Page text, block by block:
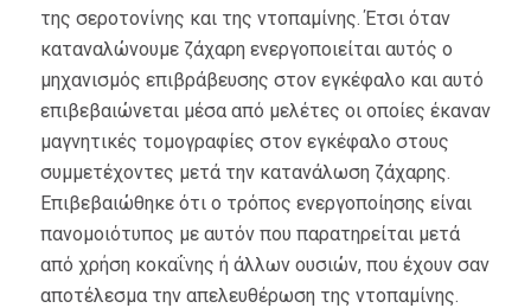
της σεροτονίνης και της ντοπαμίνης. Έτσι όταν
καταναλώνουμε ζάχαρη ενεργοποιείται αυτός ο
μηχανισμός επιβράβευσης στον εγκέφαλο και αυτό
επιβεβαιώνεται μέσα από μελέτες οι οποίες έκαναν
μαγνητικές τομογραφίες στον εγκέφαλο στους
συμμετέχοντες μετά την κατανάλωση ζάχαρης.
Επιβεβαιώθηκε ότι ο τρόπος ενεργοποίησης είναι
πανομοιότυπος με αυτόν που παρατηρείται μετά
από χρήση κοκαΐνης ή άλλων ουσιών, που έχουν σαν
αποτέλεσμα την απελευθέρωση της ντοπαμίνης.